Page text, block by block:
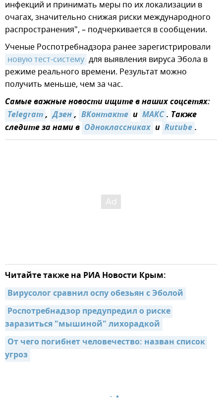
инфекций и принимать меры по их локализации в
очагах, значительно снижая риски международного
распространения", – подчеркивается в сообщении.
Ученые Роспотребнадзора ранее зарегистрировали
новую тест-систему для выявления вируса Эбола в
режиме реального времени. Результат можно
получить меньше, чем за час.
Самые важные новости ищите в наших соцсетях:
Telegram, Дзен, ВКонтакте и MAКС. Также
следите за нами в Одноклассниках и Rutube.
Читайте также на РИА Новости Крым:
Вирусолог сравнил оспу обезьян с Эболой
Роспотребнадзор предупредил о риске
заразиться "мышиной" лихорадкой
От чего погибнет человечество: назван список
угроз